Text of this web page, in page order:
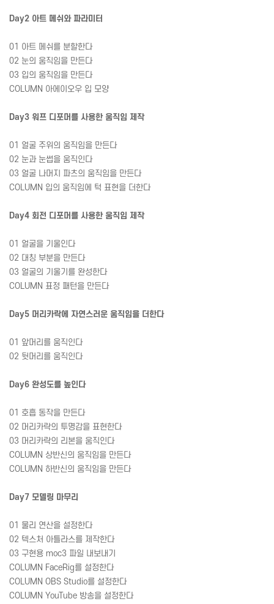
Day2 아트 메쉬와 파라미터
01 아트 메쉬를 분할한다
02 눈의 움직임을 만든다
03 입의 움직임을 만든다
COLUMN 아에이오우 입 모양
Day3 워프 디포머를 사용한 움직임 제작
01 얼굴 주위의 움직임을 만든다
02 눈과 눈썹을 움직인다
03 얼굴 나머지 파츠의 움직임을 만든다
COLUMN 입의 움직임에 턱 표현을 더한다
Day4 회전 디포머를 사용한 움직임 제작
01 얼굴을 기울인다
02 대칭 부분을 만든다
03 얼굴의 기울기를 완성한다
COLUMN 표정 패턴을 만든다
Day5 머리카락에 자연스러운 움직임을 더한다
01 앞머리를 움직인다
02 뒷머리를 움직인다
Day6 완성도를 높인다
01 호흡 동작을 만든다
02 머리카락의 투명감을 표현한다
03 머리카락의 리본을 움직인다
COLUMN 상반신의 움직임을 만든다
COLUMN 하반신의 움직임을 만든다
Day7 모델링 마무리
01 물리 연산을 설정한다
02 텍스처 아틀라스를 제작한다
03 구현용 moc3 파일 내보내기
COLUMN FaceRig를 설정한다
COLUMN OBS Studio를 설정한다
COLUMN YouTube 방송을 설정한다